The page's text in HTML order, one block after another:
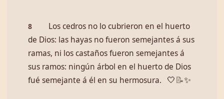
8
Los cedros no lo cubrieron en el huerto
de Dios: las hayas no fueron semejantes á sus
ramas, ni los castaños fueron semejantes á
sus ramos: ningún árbol en el huerto de Dios
fué semejante á él en su hermosura.
🤍 📝✨